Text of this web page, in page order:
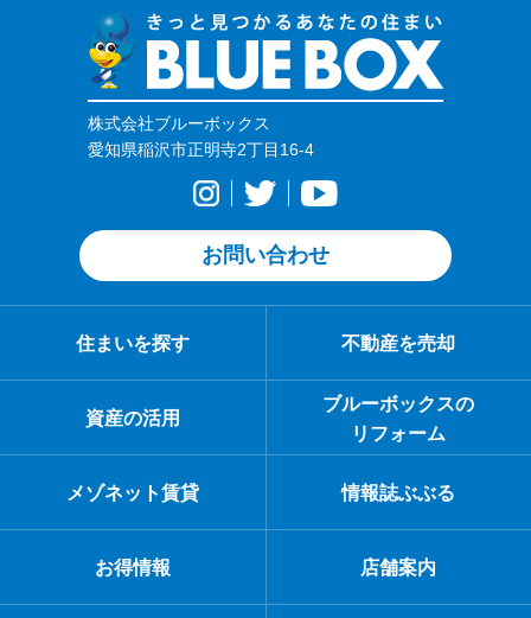
株式会社ブルーボックス
愛知県稲沢市正明寺2丁目16-4
お問い合わせ
住まいを探す 不動産を売却
資産の活用
ブルーボックスの
リフォーム
メゾネット賃貸 情報誌ぶぶる
お得情報 店舗案内